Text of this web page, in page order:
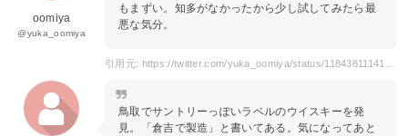
oomiya
@yuka_oomiya
もまずい。知多がなかったから少し試してみたら最
悪な気分。
鳥取でサントリーっぽいラベルのウイスキーを発
見。「倉吉で製造」と書いてある。気になってあと